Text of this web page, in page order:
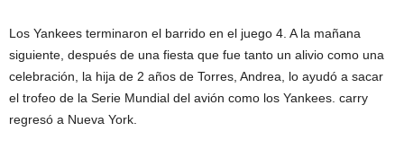
Los Yankees terminaron el barrido en el juego 4. A la mañana
siguiente, después de una fiesta que fue tanto un alivio como una
celebración, la hija de 2 años de Torres, Andrea, lo ayudó a sacar
el trofeo de la Serie Mundial del avión como los Yankees. carry
regresó a Nueva York.